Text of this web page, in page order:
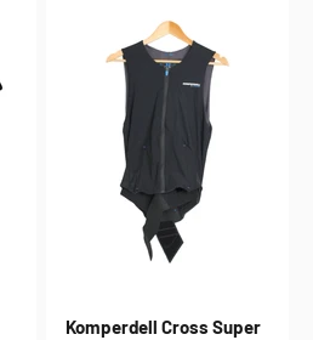
Komperdell Cross Super